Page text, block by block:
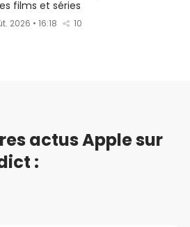
films et séries
2026 • 16:18 10
actus Apple sur
: